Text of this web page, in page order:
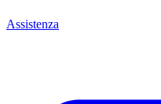
Assistenza